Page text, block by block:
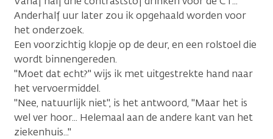
Anderhalf uur later zou ik opgehaald worden voor
het onderzoek.
Een voorzichtig klopje op de deur, en een rolstoel die
wordt binnengereden.
"Moet dat echt?" wijs ik met uitgestrekte hand naar
het vervoermiddel.
"Nee, natuurlijk niet", is het antwoord, "Maar het is
wel ver hoor... Helemaal aan de andere kant van het
ziekenhuis..."